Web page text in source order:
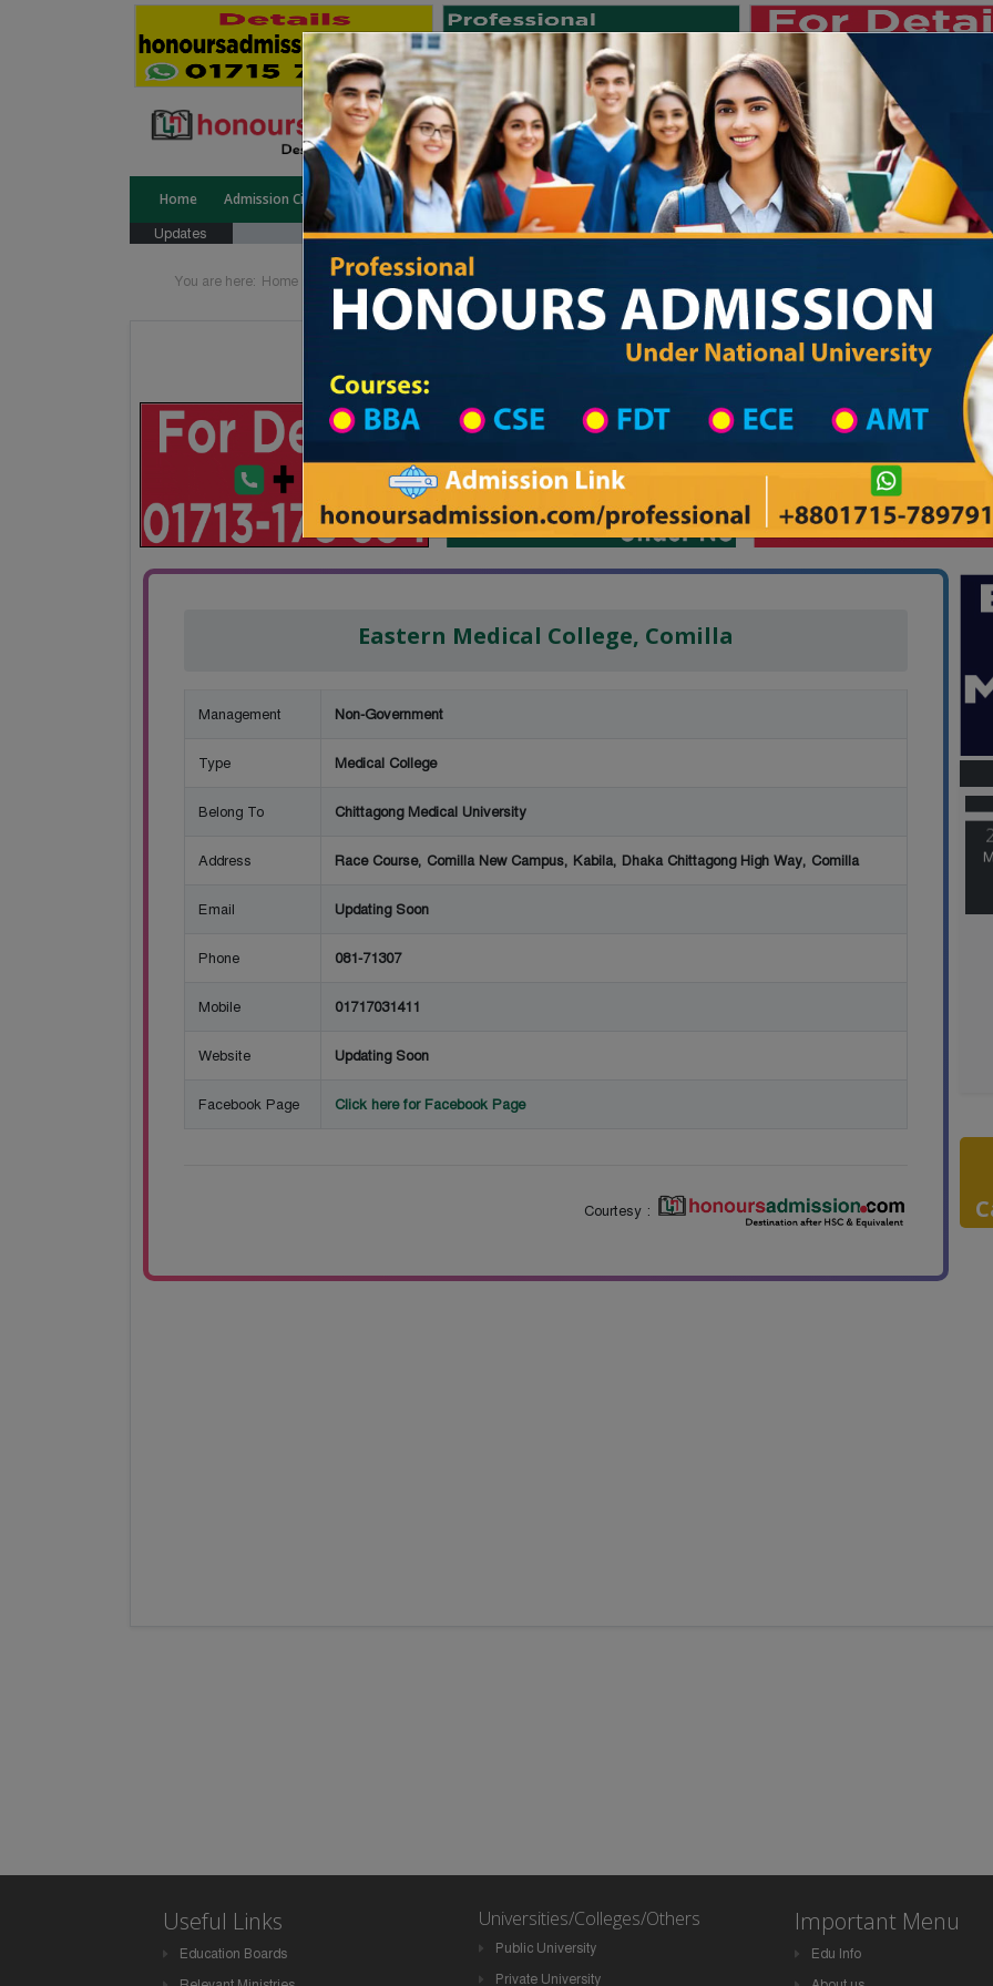
Home Admission Circular Public University Private University International University University College
Updates জাতীয় বিশ্ববিদ্যালয় ২০২৫-২৬
You are here: Home Medical College Under Different Universities
Private University Admission
Eastern Medical College, Comilla
Management Non-Government
Type Medical College
Belong To Chittagong Medical University
Address Race Course, Comilla New Campus, Kabila, Dhaka Chittagong High Way, Comilla
Email Updating Soon
Phone 081-71307
Mobile 01717031411
Website Updating Soon
Facebook Page Click here for Facebook Page
Courtesy :
Useful Links
Education Boards
Universities/Colleges/Others
Public University
Private University
Important Menu
Edu Info